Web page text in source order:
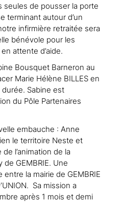
seules de pousser la porte
terminant autour d’un
infirmière retraitée sera
bénévole pour les
attente d’aide.
Bousquet Barneron au
Marie Hélène BILLES en
Sabine est
du Pôle Partenaires
embauche : Anne
le territoire Neste et
l’animation de la
de GEMBRIE. Une
la mairie de GEMBRIE
Sa mission a
après 1 mois et demi